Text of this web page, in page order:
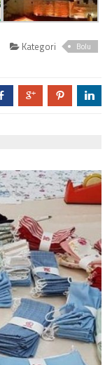
Kategori Bolu
c d j